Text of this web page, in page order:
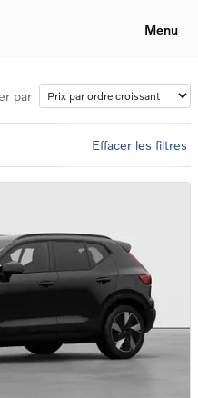
Menu
par
Effacer les filtres